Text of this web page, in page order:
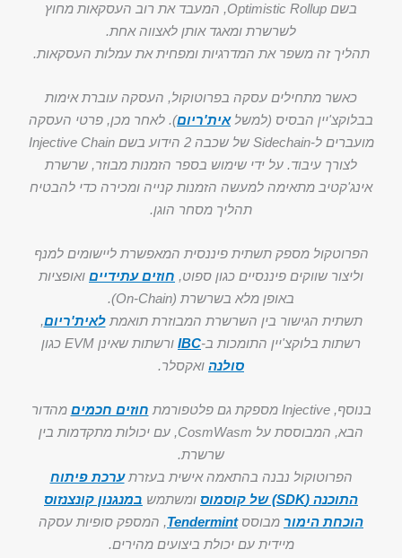
בשם Optimistic Rollup, המעבד את רוב העסקאות מחוץ
לשרשרת ומאגד אותן לאצווה אחת.
תהליך זה משפר את המדרגיות ומפחית את עמלות העסקאות.
כאשר מתחילים עסקה בפרוטוקול, העסקה עוברת אימות
בבלוקצ'יין הבסיס (למשלאית'ריום). לאחר מכן, פרטי העסקה
מועברים ל-Sidechain של שכבה 2 הידוע בשם Injective Chain
לצורך עיבוד. על ידי שימוש בספר הזמנות מבוזר, שרשרת
אינג'קטיב מתאימה למעשה הזמנות קנייה ומכירה כדי להבטיח
תהליך מסחר הוגן.
הפרוטקול מספק תשתית פיננסית המאפשרת ליישומים למנף
וליצור שווקים פיננסיים כגון ספוט, חוזים עתידיים ואופציות
באופן מלא בשרשרת (On-Chain).
תשתית הגישור בין השרשרת המבוזרת תואמתלאית'ריום,
רשתות בלוקצ'יין התומכות ב-IBC ורשתות שאינן EVM כגון
סולנה ואקסלר.
בנוסף, Injective מספקת גם פלטפורמת חוזים חכמים מהדור
הבא, המבוססת על CosmWasm, עם יכולות מתקדמות בין
שרשרת.
הפרוטוקול נבנה בהתאמה אישית בעזרתערכת פיתוח
התוכנה (SDK) של קוסמוס
ומשתמש במנגנון קונצנזוס
הוכחת הימור מבוססTendermint, המספק סופיות עסקה
מיידית עם יכולת ביצועים מהירים.